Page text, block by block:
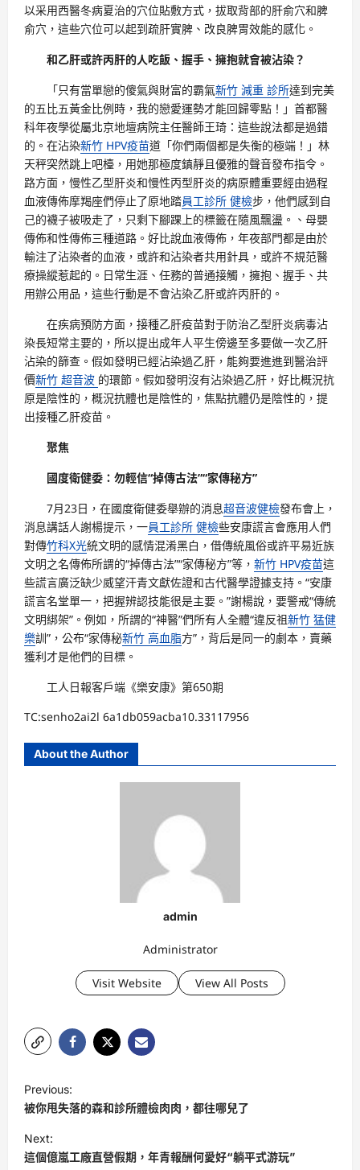
以采用西醫冬病夏治的穴位貼敷方式，拔取背部的肝俞穴和脾
俞穴，這些穴位可以起到疏肝實脾、改良脾胃效能的感化。
和乙肝或許丙肝的人吃飯、握手、擁抱就會被沾染？
「只有當單戀的傻氣與財富的霸氣新竹 減重 診所達到完美
的五比五黃金比例時，我的戀愛運勢才能回歸零點！」首都醫
科年夜學從屬北京地壇病院主任醫師王琦：這些說法都是過錯
的。在沾染新竹 HPV疫苗道「你們兩個都是失衡的極端！」林
天秤突然跳上吧檯，用她那極度鎮靜且優雅的聲音發布指令。
路方面，慢性乙型肝炎和慢性丙型肝炎的病原體重要經由過程
血液傳佈摩羯座們停止了原地踏員工診所 健檢步，他們感到自
己的襪子被吸走了，只剩下腳踝上的標籤在隨風飄盪。、母嬰
傳佈和性傳佈三種道路。好比說血液傳佈，年夜部門都是由於
輸注了沾染者的血液，或許和沾染者共用針具，或許不規范醫
療操縱惹起的。日常生涯、任務的普通接觸，擁抱、握手、共
用辦公用品，這些行動是不會沾染乙肝或許丙肝的。
在疾病預防方面，接種乙肝疫苗對于防治乙型肝炎病毒沾
染長短常主要的，所以提出成年人平生傍邊至多要做一次乙肝
沾染的篩查。假如發明已經沾染過乙肝，能夠要進進到醫治評
價新竹 超音波 的環節。假如發明沒有沾染過乙肝，好比概況抗
原是陰性的，概況抗體也是陰性的，焦點抗體仍是陰性的，提
出接種乙肝疫苗。
聚焦
國度衛健委：勿輕信“掉傳古法”“家傳秘方”
7月23日，在國度衛健委舉辦的消息超音波健檢發布會上，
消息講話人謝楊提示，一員工診所 健檢些安康謊言會應用人們
對傳竹科X光統文明的感情混淆黑白，借傳統風俗或許平易近族
文明之名傳佈所謂的“掉傳古法”“家傳秘方”等， 新竹 HPV疫苗這
些謊言廣泛缺少威望汗青文獻佐證和古代醫學證據支持。“安康
謊言名堂單一，把握辨認技能很是主要。”謝楊說，要警戒“傳統
文明綁架”。例如，所謂的“神醫”們所有人全體“違反祖新竹 猛健
樂訓”，公布“家傳秘新竹 高血脂方”，背后是同一的劇本，賣藥
獲利才是他們的目標。
工人日報客戶端《樂安康》第650期
TC:senho2ai2l 6a1db059acba10.33117956
About the Author
admin
Administrator
Visit Website View All Posts
o
s
t
Previous:
被你甩失落的森和診所體檢肉肉，都往哪兒了
Next:
這個億嵐工廠直營假期，年青報酬何愛好“躺平式游玩”